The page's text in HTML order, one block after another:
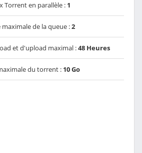
Torrent en parallèle : 1
maximale de la queue :2
et d'upload maximal :48 Heures
du torrent : 10 Go